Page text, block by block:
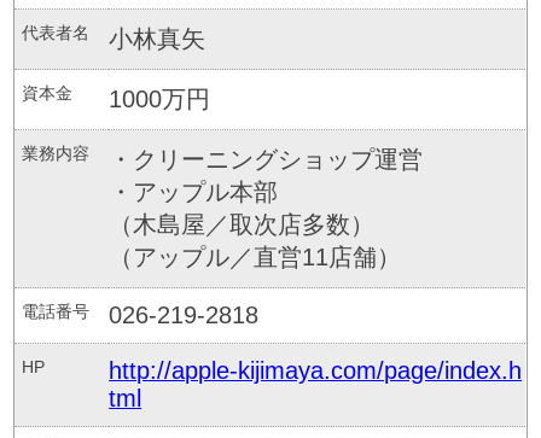
代表者名 小林真矢
資本金 1000万円
業務内容
・クリーニングショップ運営
・アップル本部
（木島屋／取次店多数）
（アップル／直営11店舗）
電話番号 026-219-2818
HP
http://apple-kijimaya.com/page/index.h
tml